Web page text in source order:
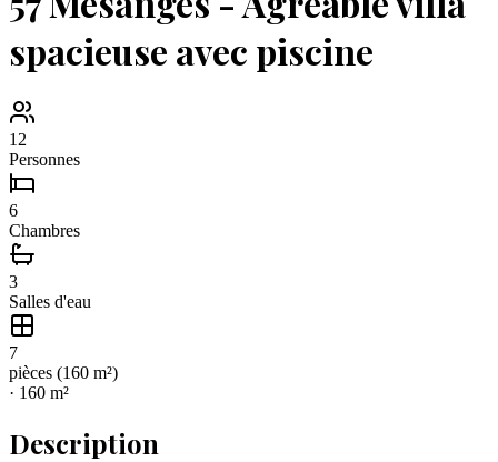
spacieuse avec piscine
12
Personnes
6
Chambres
3
Salles d'eau
7
pièces (160 m²)
· 160 m²
Description